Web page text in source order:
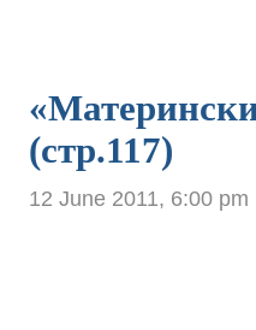
(стр.117)
12 June 2011, 6:00 pm